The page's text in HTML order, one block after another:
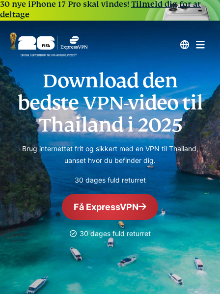
30 nye iPhone 17 Pro skal vindes!Tilmeld dig for at
deltage
Download den
bedste VPN-video til
Thailand i 2025
Brug internettet frit og sikkert med en VPN til Thailand,
uanset hvor du befinder dig.
30 dages fuld returret
Få ExpressVPN
30 dages fuld returret
Mest pålidelige VPN